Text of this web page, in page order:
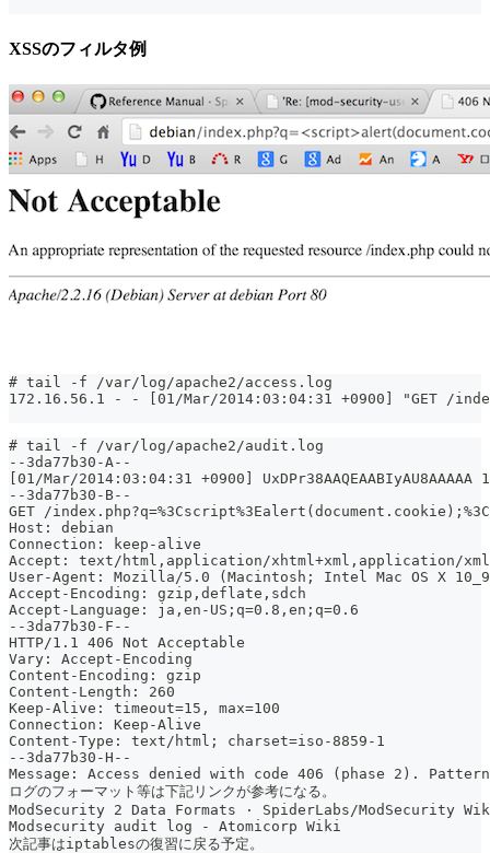
XSSのフィルタ例
# tail -f /var/log/apache2/access.log
172.16.56.1 - - [01/Mar/2014:03:04:31 +0900] "GET /
# tail -f /var/log/apache2/audit.log
--3da77b30-A--
[01/Mar/2014:03:04:31 +0900]
--3da77b30-B--
GET /
Host: debian
Connection: keep-alive
Accept: text/html,application/xhtml+xml,application/
User-Agent: Mozilla/5.0 (Macintosh; Intel Mac OS X
Accept-Encoding: gzip,deflate,sdch
Accept-Language: ja,en-US;q=0.8,en;q=0.6
--3da77b30-F--
HTTP/1.1 406 Not Acceptable
Vary: Accept-Encoding
Content-Encoding: gzip
Content-Length: 260
Keep-Alive: timeout=15, max=100
Connection: Keep-Alive
Content-Type: text/html; charset=iso-8859-1
--3da77b30-H--
Message: Access denied with code 406 (phase 2).
ログのフォーマット等は下記リンクが参考になる。
ModSecurity 2 Data Formats · SpiderLabs/ModSecurity
Modsecurity audit log - Atomicorp Wiki
次記事はiptablesの復習に戻る予定。